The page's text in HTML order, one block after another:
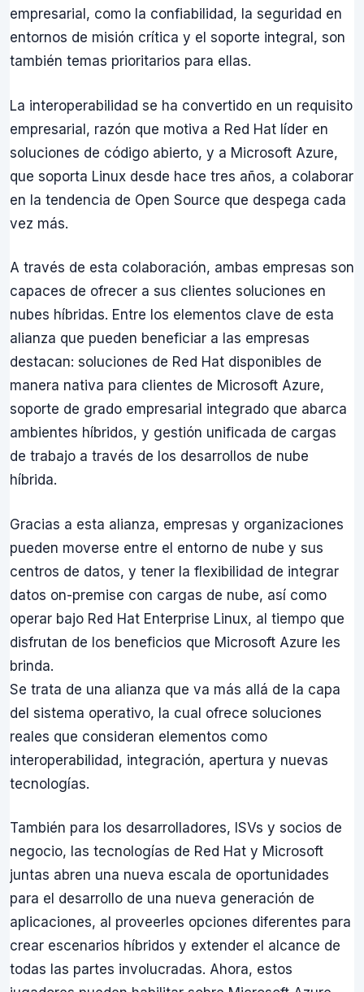
empresarial, como la confiabilidad, la seguridad en
entornos de misión crítica y el soporte integral, son
también temas prioritarios para ellas.
La interoperabilidad se ha convertido en un requisito
empresarial, razón que motiva a Red Hat líder en
soluciones de código abierto, y a Microsoft Azure,
que soporta Linux desde hace tres años, a colaborar
en la tendencia de Open Source que despega cada
vez más.
A través de esta colaboración, ambas empresas son
capaces de ofrecer a sus clientes soluciones en
nubes híbridas. Entre los elementos clave de esta
alianza que pueden beneficiar a las empresas
destacan: soluciones de Red Hat disponibles de
manera nativa para clientes de Microsoft Azure,
soporte de grado empresarial integrado que abarca
ambientes híbridos, y gestión unificada de cargas
de trabajo a través de los desarrollos de nube
híbrida.
Gracias a esta alianza, empresas y organizaciones
pueden moverse entre el entorno de nube y sus
centros de datos, y tener la flexibilidad de integrar
datos on-premise con cargas de nube, así como
operar bajo Red Hat Enterprise Linux, al tiempo que
disfrutan de los beneficios que Microsoft Azure les
brinda.
Se trata de una alianza que va más allá de la capa
del sistema operativo, la cual ofrece soluciones
reales que consideran elementos como
interoperabilidad, integración, apertura y nuevas
tecnologías.
También para los desarrolladores, ISVs y socios de
negocio, las tecnologías de Red Hat y Microsoft
juntas abren una nueva escala de oportunidades
para el desarrollo de una nueva generación de
aplicaciones, al proveerles opciones diferentes para
crear escenarios híbridos y extender el alcance de
todas las partes involucradas. Ahora, estos